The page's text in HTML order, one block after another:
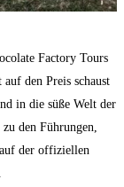
Factory Tours
den Preis schaust
in die süße Welt der
den Führungen,
der offiziellen